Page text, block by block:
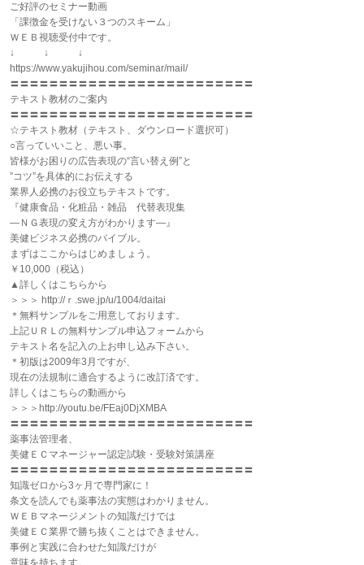
ご好評のセミナー動画
「課徴金を受けない３つのスキーム」
ＷＥＢ視聴受付中です。
↓ ↓ ↓
https://www.yakujihou.com/seminar/mail/
〓〓〓〓〓〓〓〓〓〓〓〓〓〓〓〓〓〓〓〓〓〓〓〓〓
テキスト教材のご案内
〓〓〓〓〓〓〓〓〓〓〓〓〓〓〓〓〓〓〓〓〓〓〓〓〓
☆テキスト教材（テキスト、ダウンロード選択可）
○言っていいこと、悪い事。
皆様がお困りの広告表現の“言い替え例”と
”コツ”を具体的にお伝えする
業界人必携のお役立ちテキストです。
『健康食品・化粧品・雑品 代替表現集
―ＮＧ表現の変え方がわかります―』
美健ビジネス必携のバイブル。
まずはここからはじめましょう。
￥10,000（税込）
▲詳しくはこちらから
＞＞＞ http://ｒ.swe.jp/u/1004/daitai
＊無料サンプルをご用意しております。
上記ＵＲＬの無料サンプル申込フォームから
テキスト名を記入の上お申し込み下さい。
＊初版は2009年3月ですが、
現在の法規制に適合するように改訂済です。
詳しくはこちらの動画から
＞＞＞http://youtu.be/FEaj0DjXMBA
〓〓〓〓〓〓〓〓〓〓〓〓〓〓〓〓〓〓〓〓〓〓〓〓〓
薬事法管理者、
美健ＥＣマネージャー認定試験・受験対策講座
〓〓〓〓〓〓〓〓〓〓〓〓〓〓〓〓〓〓〓〓〓〓〓〓〓
知識ゼロから3ヶ月で専門家に！
条文を読んでも薬事法の実態はわかりません。
ＷＥＢマネージメントの知識だけでは
美健ＥＣ業界で勝ち抜くことはできません。
事例と実践に合わせた知識だけが